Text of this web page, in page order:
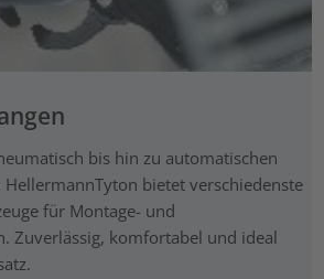
bis hin zu automatischen
HellermannTyton bietet verschiedenste
für Montage- und
Zuverlässig, komfortabel und ideal